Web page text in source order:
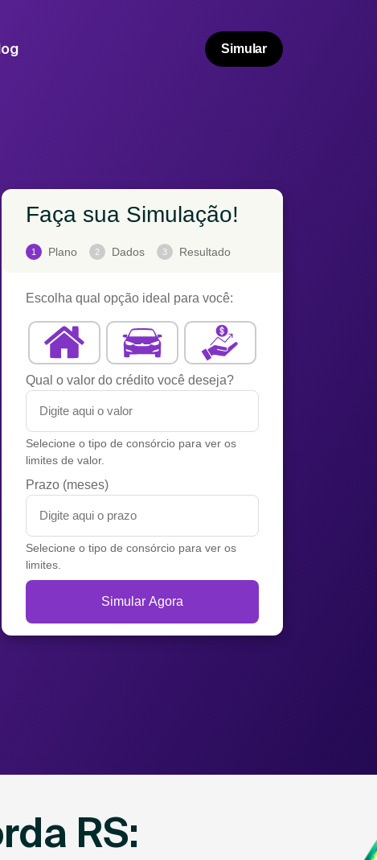
Simular
Faça sua Simulação!
1 Plano 2 Dados 3 Resultado
Escolha qual opção ideal para você:
Qual o valor do crédito você deseja?
Selecione o tipo de consórcio para ver os
limites de valor.
Prazo (meses)
Selecione o tipo de consórcio para ver os
limites.
Simular Agora
RS: